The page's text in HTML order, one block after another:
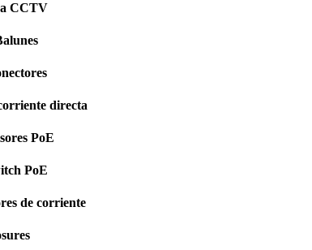
CCTV
directa
PoE
PoE
de corriente